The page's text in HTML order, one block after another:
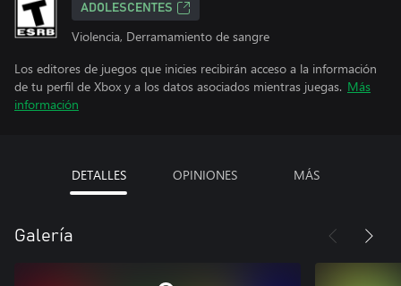
ADOLESCENTES
Violencia, Derramamiento de sangre
Los editores de juegos que inicies recibirán acceso a la información
de tu perfil de Xbox y a los datos asociados mientras juegas. Más
información
DETALLES OPINIONES MÁS
Galería